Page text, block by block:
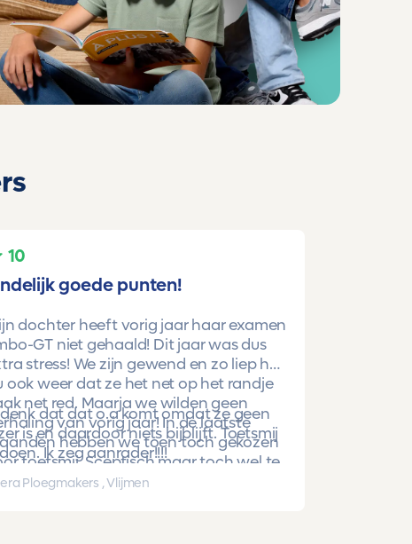
10
goede punten!
dochter heeft vorig jaar haar examen
GT niet gehaald! Dit jaar was dus
stress! We zijn gewend en zo liep het
ook weer dat ze het net op het randje
net red. Maarja we wilden geen
van vorig jaar! In de laatste
hebben we toen toch gekozen
toetsmij. Sceptisch maar toch wel te
En nu is ze gewoon geslaagd
dat dat o.a komt omdat ze geen
is en daardoor niets bijblijft. Toetsmij
Ik zeg aanrader!!!!
Ploegmakers , Vlijmen